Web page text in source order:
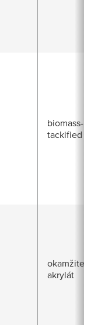
biomass-
tackified
okamžite
akrylát